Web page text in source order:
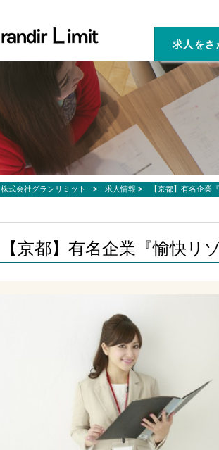
求人をさ
株式会社グランリミット > 求人情報 > 【京都】有名企業
【京都】有名企業『愉快